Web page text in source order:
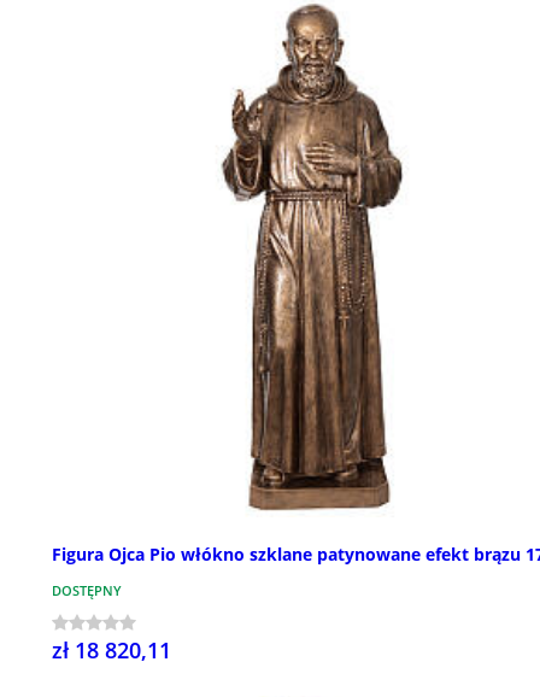
Figura Ojca Pio włókno szklane patynowane efekt brązu
DOSTĘPNY
zł 18 820,11